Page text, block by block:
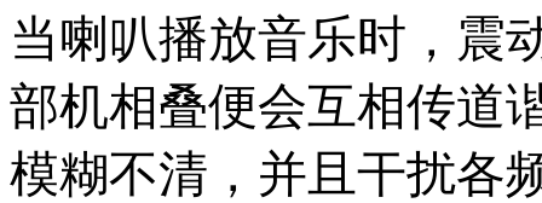
当喇叭播放音乐时，震
部机相叠便会互相传道
模糊不清，并且干扰各